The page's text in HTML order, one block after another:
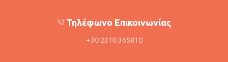
Τηλέφωνο Επικοινωνίας
+30 2310 365810